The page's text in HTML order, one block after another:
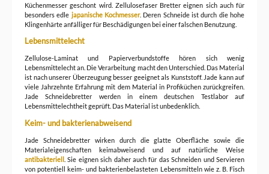
Küchenmesser geschont wird. Zellulosefaser Bretter eignen sich auch für
besonders edle japanische Kochmesser. Deren Schneide ist durch die hohe
Klingenhärte anfälliger für Beschädigungen bei einer falschen Benutzung.
Lebensmittelecht
Zellulose-Laminat und Papierverbundstoffe hören sich wenig
Lebensmittelecht an. Die Verarbeitung macht den Unterschied. Das Material
ist nach unserer Überzeugung besser geeignet als Kunststoff. Jade kann auf
viele Jahrzehnte Erfahrung mit dem Material in Profiküchen zurückgreifen.
Jade Schneidebretter werden in einem deutschen Testlabor auf
Lebensmittelechtheit geprüft. Das Material ist unbedenklich.
Keim- und bakterienabweisend
Jade Schneidebretter wirken durch die glatte Oberfläche sowie die
Materialeigenschaften keimabweisend und auf natürliche Weise
antibakteriell . Sie eignen sich daher auch für das Schneiden und Servieren
von potentiell keim- und bakterienbelasteten Lebensmitteln wie z. B. Fisch